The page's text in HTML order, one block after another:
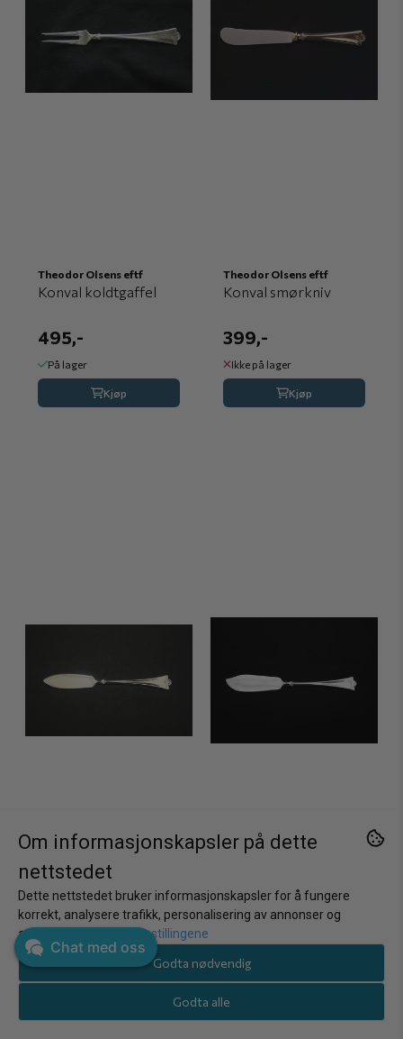
Theodor Olsens eftf
Konval koldtgaffel
495,-
På lager
Kjøp
Theodor Olsens eftf
Konval smørkniv
399,-
Ikke på lager
Kjøp
Theodor Olsens eftf
Konval smørspade
495,-
Theodor Olsens eftf
495,-
Om informasjonskapsler på dette
nettstedet
Dette nettstedet bruker informasjonskapsler for å fungere
korrekt, analysere trafikk, personalisering av annonser og
annonsering.
Juster innstillingene
Godta nødvendig
Godta alle
Chat med oss